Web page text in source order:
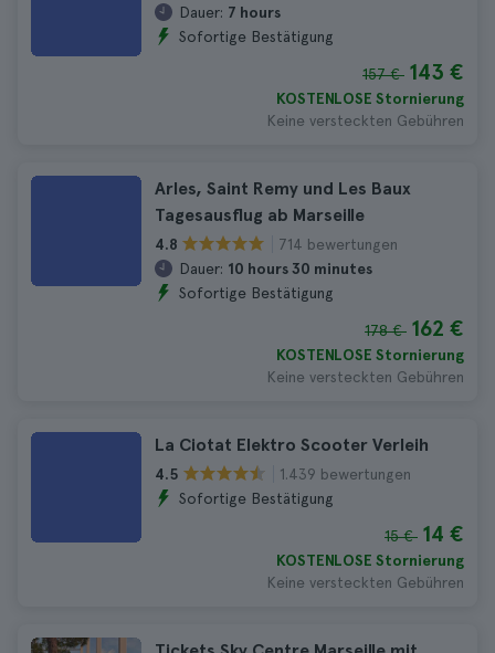
Dauer: 7 hours
Sofortige Bestätigung
157 € 143 €
KOSTENLOSE Stornierung
Keine versteckten Gebühren
Arles, Saint Remy und Les Baux
Tagesausflug ab Marseille
4.8
714 bewertungen
Dauer: 10 hours 30 minutes
Sofortige Bestätigung
178 € 162 €
KOSTENLOSE Stornierung
Keine versteckten Gebühren
La Ciotat Elektro Scooter Verleih
4.5
1.439 bewertungen
Sofortige Bestätigung
15 € 14 €
KOSTENLOSE Stornierung
Keine versteckten Gebühren